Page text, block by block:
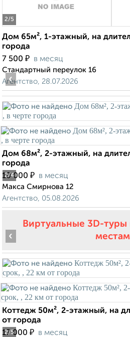
2/5
Дом 65м², 1-этажный, на
города
7 500 ₽ в месяц
Стандартный переулок 16
Агентство, 28.07.2026
2/4
‹
Дом 68м², 2-этажный, на
города
10 000 ₽ в месяц
Макса Смирнова 12
Агентство, 05.08.2026
Виртуальные 3D-
местам
2/5
‹
Коттедж 50м², 2-этажный, на
от города
17 000 ₽ в месяц